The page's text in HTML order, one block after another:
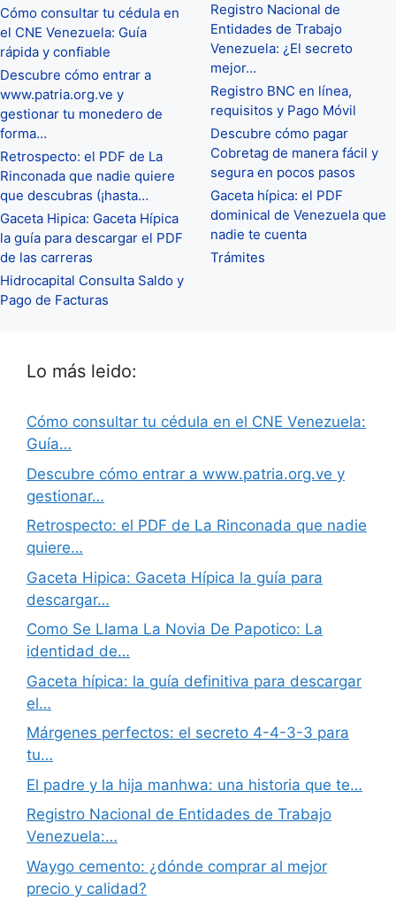
Cómo consultar tu cédula en
el CNE Venezuela: Guía
rápida y confiable
Descubre cómo entrar a
www.patria.org.ve y
gestionar tu monedero de
forma…
Retrospecto: el PDF de La
Rinconada que nadie quiere
que descubras (¡hasta…
Gaceta Hipica: Gaceta Hípica
la guía para descargar el PDF
de las carreras
Hidrocapital Consulta Saldo y
Pago de Facturas
Registro Nacional de
Entidades de Trabajo
Venezuela: ¿El secreto
mejor…
Registro BNC en línea,
requisitos y Pago Móvil
Descubre cómo pagar
Cobretag de manera fácil y
segura en pocos pasos
Gaceta hípica: el PDF
dominical de Venezuela que
nadie te cuenta
Trámites
Lo más leido:
Cómo consultar tu cédula en el CNE Venezuela:
Guía…
Descubre cómo entrar a www.patria.org.ve y
gestionar…
Retrospecto: el PDF de La Rinconada que nadie
quiere…
Gaceta Hipica: Gaceta Hípica la guía para
descargar…
Como Se Llama La Novia De Papotico: La
identidad de…
Gaceta hípica: la guía definitiva para descargar
el…
Márgenes perfectos: el secreto 4-4-3-3 para
tu…
El padre y la hija manhwa: una historia que te…
Registro Nacional de Entidades de Trabajo
Venezuela:…
Waygo cemento: ¿dónde comprar al mejor
precio y calidad?